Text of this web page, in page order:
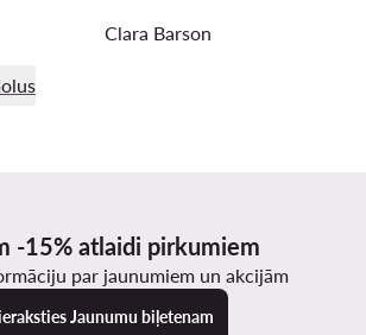
Clara Barson
-15% atlaidi pirkumiem
par jaunumiem un akcijām
Jaunumu biļetenam